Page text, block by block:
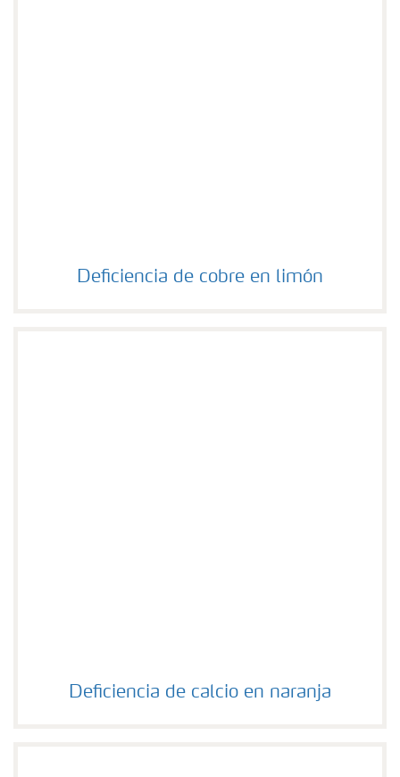
Deficiencia de cobre en limón
Deficiencia de cobre en limón
Deficiencia de calcio en naranja
Deficiencia de calcio en naranja